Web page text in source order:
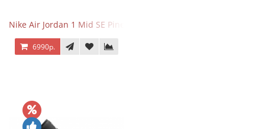
Nike Air Jordan 1 Mid SE Pine Green
6990р.